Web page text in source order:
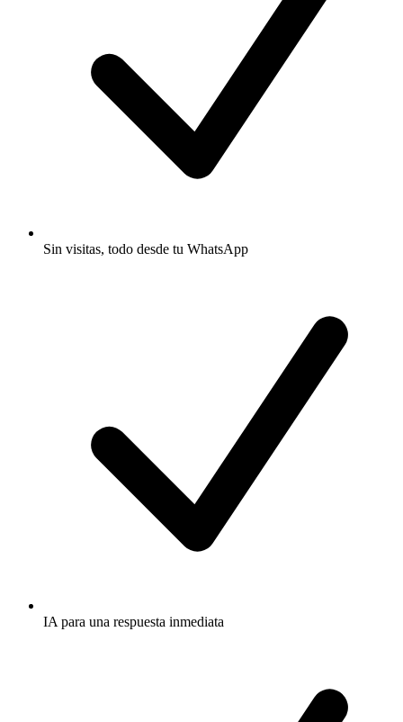
Sin visitas, todo desde tu WhatsApp
IA para una respuesta inmediata